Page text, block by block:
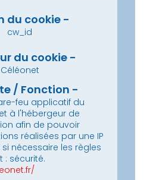
cw_id
Céléonet
feu applicatif du
à l'hébergeur de
afin de pouvoir
réalisées par une IP
nécessaire les règles
: sécurité.